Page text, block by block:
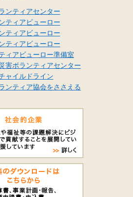
ンティアセンター
ティアビューロー
ティアビューロー
ティアビューロー
ィアビューロー準備室
害ボランティアセンター
ャイルドライン
ンティア協会をささえる